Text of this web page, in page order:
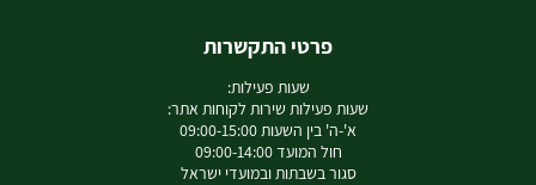
פרטי התקשרות
שעות פעילות:
שעות פעילות שירות לקוחות אתר:
א'-ה' בין השעות 09:00-15:00
חול המועד 09:00-14:00
סגור בשבתות ובמועדי ישראל